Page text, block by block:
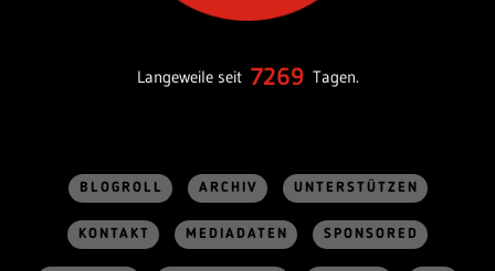
Langeweile seit 7269 Tagen.
BLOGROLL ARCHIV UNTERSTÜTZEN
KONTAKT MEDIADATEN SPONSORED